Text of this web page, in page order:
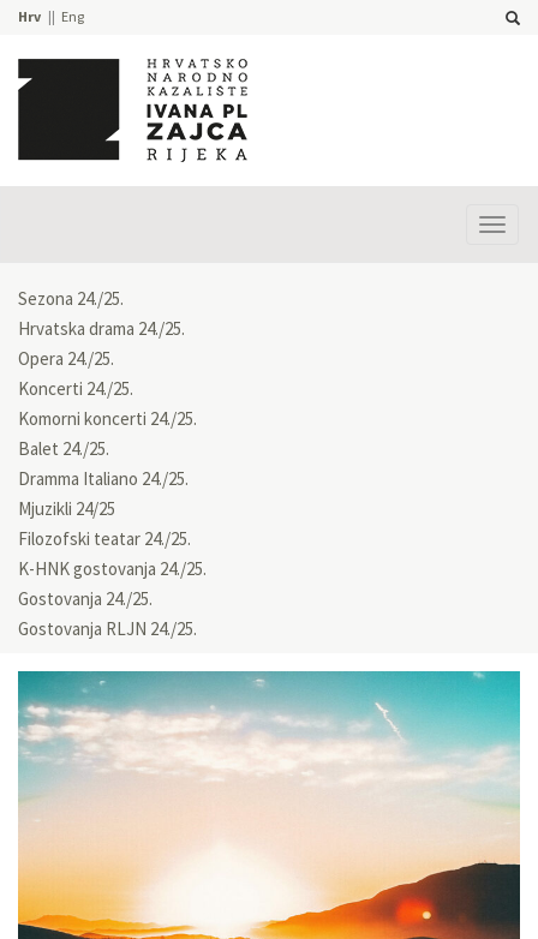
Hrv Eng
Sezona 24./25.
Hrvatska drama 24./25.
Opera 24./25.
Koncerti 24./25.
Komorni koncerti 24./25.
Balet 24./25.
Dramma Italiano 24./25.
Mjuzikli 24/25
Filozofski teatar 24./25.
K-HNK gostovanja 24./25.
Gostovanja 24./25.
Gostovanja RLJN 24./25.